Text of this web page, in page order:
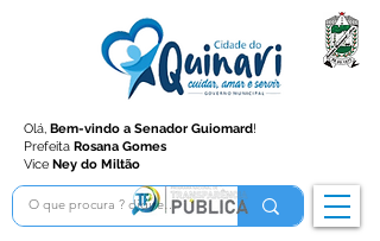
Olá, Bem-vindo a Senador Guiomard!
Prefeita Rosana Gomes
Vice Ney do Miltão